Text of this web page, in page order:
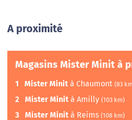
A proximité
Magasins Mister Minit à
1 Mister Minit à Chaumont (83
2 Mister Minit à Amilly (103 km)
3 Mister Minit à Reims (108 km)